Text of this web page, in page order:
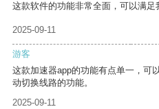
这款软件的功能非常全面，可以满足
2025-09-11
游客
这款加速器app的功能有点单一，可
动切换线路的功能。
2025-09-11